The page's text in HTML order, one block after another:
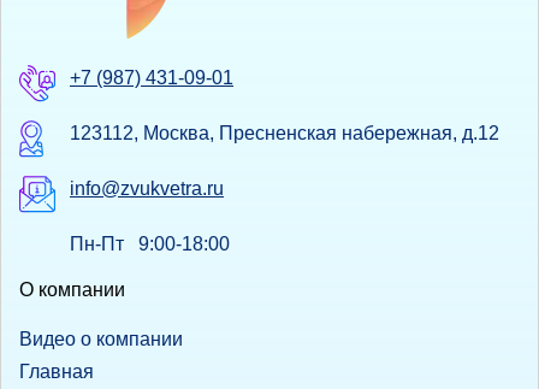
+7 (987) 431-09-01
123112, Москва, Пресненская набережная, д.12
info@zvukvetra.ru
Пн-Пт 9:00-18:00
О компании
Видео о компании
Главная